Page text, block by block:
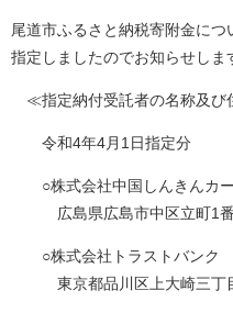
尾道市ふるさと納税寄附金に
指定しましたのでお知らせしま
≪指定納付受託者の名称及び
令和4年4月1日指定分
○株式会社中国しんきんカ
広島県広島市中区立町1
○株式会社トラストバンク
東京都品川区上大崎三丁